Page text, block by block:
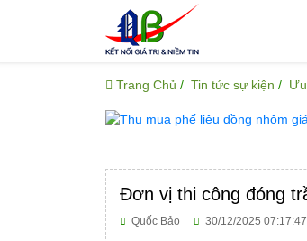
Trang Chủ Tin tức sự kiện
Đơn vị thi công đóng
Quốc Bảo 30/12/2025 07:17:47